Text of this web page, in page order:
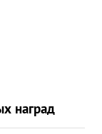
наград